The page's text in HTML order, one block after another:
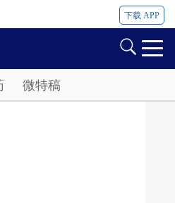
下载 APP
微特稿